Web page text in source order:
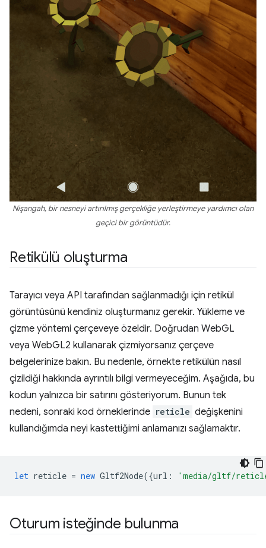
Nişangah, bir nesneyi artırılmış gerçekliğe yerleştirmeye yardımcı olan
geçici bir görüntüdür.
Retikülü oluşturma
Tarayıcı veya API tarafından sağlanmadığı için retikül
görüntüsünü kendiniz oluşturmanız gerekir. Yükleme ve
çizme yöntemi çerçeveye özeldir. Doğrudan WebGL
veya WebGL2 kullanarak çizmiyorsanız çerçeve
belgelerinize bakın. Bu nedenle, örnekte retikülün nasıl
çizildiği hakkında ayrıntılı bilgi vermeyeceğim. Aşağıda, bu
kodun yalnızca bir satırını gösteriyorum. Bunun tek
nedeni, sonraki kod örneklerinde reticle değişkenini
kullandığımda neyi kastettiğimi anlamanızı sağlamaktır.
let reticle = new Gltf2Node({url : 'media/gltf/
Oturum isteğinde bulunma